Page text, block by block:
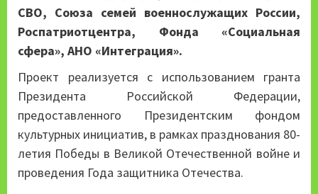
СВО, Союза семей военнослужащих России,
Роспатриотцентра, Фонда «Социальная
сфера», АНО «Интеграция».
Проект реализуется с использованием гранта
Президента Российской Федерации,
предоставленного Президентским фондом
культурных инициатив, в рамках празднования 80-
летия Победы в Великой Отечественной войне и
проведения Года защитника Отечества.